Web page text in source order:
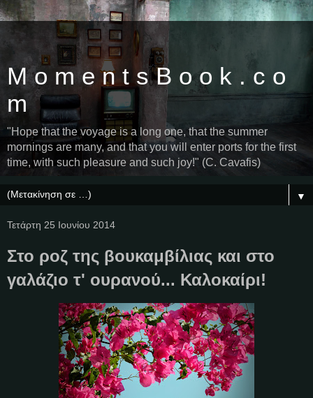
M o m e n t s B o o k . c o
m
"Hope that the voyage is a long one, that the summer
mornings are many, and that you will enter ports for the first
time, with such pleasure and such joy!" (C. Cavafis)
▼
Τετάρτη 25 Ιουνίου 2014
Στο ροζ της βουκαμβίλιας και στο
γαλάζιο τ' ουρανού... Καλοκαίρι!